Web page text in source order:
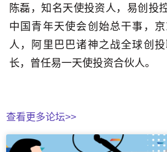
陈磊，知名天使投资人，易创投
中国青年天使会创始总干事，
人，阿里巴巴诸神之战全球创
长，曾任易一天使投资合伙人。
查看更多论坛>>